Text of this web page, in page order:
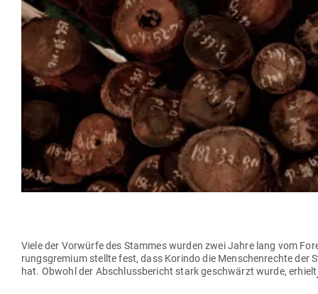
Viele der Vor­würfe des Stammes wurden zwei Jahre lang vom
rungs­gremium stellte fest, dass Korindo die Men­schen­rechte
hat. Obwohl der Abschluss­be­richt stark geschwärzt wurde, erhielt